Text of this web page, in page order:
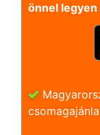
önnel legyen